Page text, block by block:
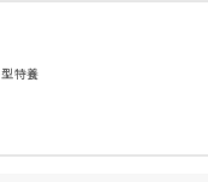
分で言って帰ってくれ
事言わないで帰ったらし
なるなら初めからちゃん
たら精神的に滅入るんや
特養